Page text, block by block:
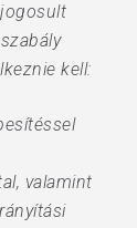
kell:
valamint